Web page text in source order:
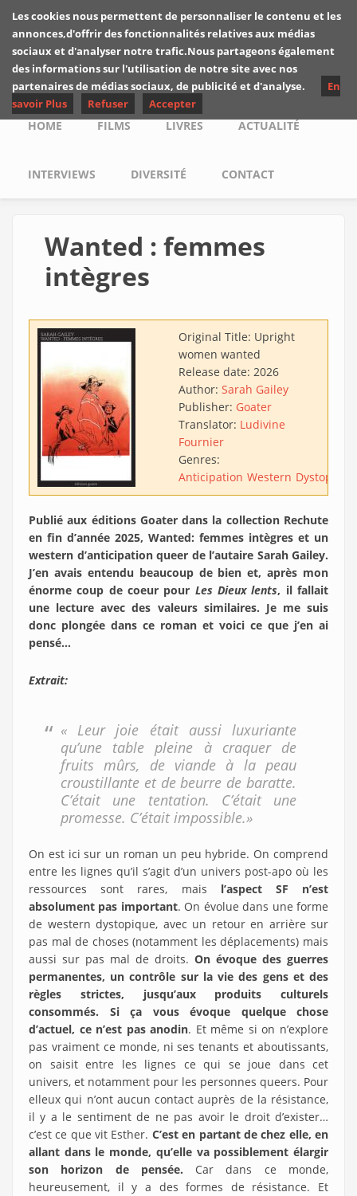
Skip to main content
Les critiques de
Yuyine
Main menu
HOME FILMS LIVRES ACTUALITÉ
INTERVIEWS DIVERSITÉ CONTACT
Wanted : femmes
intègres
Original Title: Upright
women wanted
Release date: 2026
Author: Sarah Gailey
Publisher: Goater
Translator: Ludivine
Fournier
Genres:
Anticipation Western Dystopie
Publié aux éditions Goater dans la collection Rechute
en fin d’année 2025, Wanted: femmes intègres et un
western d’anticipation queer de l’autaire Sarah Gailey.
J’en avais entendu beaucoup de bien et, après mon
énorme coup de coeur pour Les Dieux lents, il fallait
une lecture avec des valeurs similaires. Je me suis
donc plongée dans ce roman et voici ce que j’en ai
pensé…
Extrait:
« Leur joie était aussi luxuriante
qu’une table pleine à craquer de
fruits mûrs, de viande à la peau
croustillante et de beurre de baratte.
C’était une tentation. C’était une
promesse. C’était impossible.»
On est ici sur un roman un peu hybride. On comprend
entre les lignes qu’il s’agit d’un univers post-apo où les
ressources sont rares, mais l’aspect SF n’est
absolument pas important. On évolue dans une forme
de western dystopique, avec un retour en arrière sur
pas mal de choses (notamment les déplacements) mais
aussi sur pas mal de droits. On évoque des guerres
permanentes, un contrôle sur la vie des gens et des
règles strictes, jusqu’aux produits culturels
consommés. Si ça vous évoque quelque chose
d’actuel, ce n’est pas anodin. Et même si on n’explore
pas vraiment ce monde, ni ses tenants et aboutissants,
on saisit entre les lignes ce qui se joue dans cet
univers, et notamment pour les personnes queers. Pour
elleux qui n’ont aucun contact auprès de la résistance,
il y a le sentiment de ne pas avoir le droit d’exister…
c’est ce que vit Esther. C’est en partant de chez elle, en
allant dans le monde, qu’elle va possiblement élargir
son horizon de pensée. Car dans ce monde,
heureusement, il y a des formes de résistance. Et
Les cookies nous permettent de personnaliser le contenu et les
annonces,d'offrir des fonctionnalités relatives aux médias
sociaux et d'analyser notre trafic.Nous partageons également
des informations sur l'utilisation de notre site avec nos
partenaires de médias sociaux, de publicité et d'analyse.
En
savoir Plus
Refuser Accepter